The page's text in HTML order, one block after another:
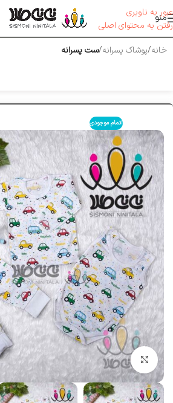
عبور به ناوبری
رفتن به محتوای اصلی
منو
خانه پوشاک پسرانه ست پسرانه
اتمام موجودی
بزرگنمایی تصویر